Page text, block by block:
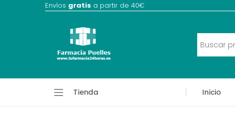
Envíos gratis a partir de 40€
Tienda Inicio